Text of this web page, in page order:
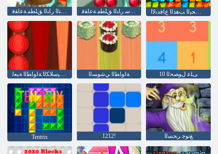
ﺎﻬﻟ ﺔﻳﺎﻬﻧ ﻻ ﻲﺘﻟﺍ ﺭﺎﻨﻟﺍ ﻖﻠﻄﻣ ﺔﻋﺎﻘﻓ ﺎﻏﺎﺳ ﺭﺎﻨﻟﺍ ﻖﻠﻄﻣ ﺔﻋﺎﻘﻓ ﺰﻨﻜﻟﺍ ﻦﻋ ﺚﺤﺒﻟﺍ ﺐﻫﺬﻟﺍ ﻉﺎﻓﺪﻧﻻ ﺍ
ﺔﻴﻜﻴﺳﻼ ﻜﻟﺍ ﺔﻟﻭﺎﻄﻟﺍ ﺔﺒﻌﻟ ﺔﻟﻭﺎﻄﻟﺍ ﻲﺷﻮﺴﻟﺍ 10 ﻰﻠﻋ ﻝﻮﺼﺤﻟﺍ
Tentrix 1212! ﻎﻧﻮﺟ ﺮﺤﺴﻟﺍ